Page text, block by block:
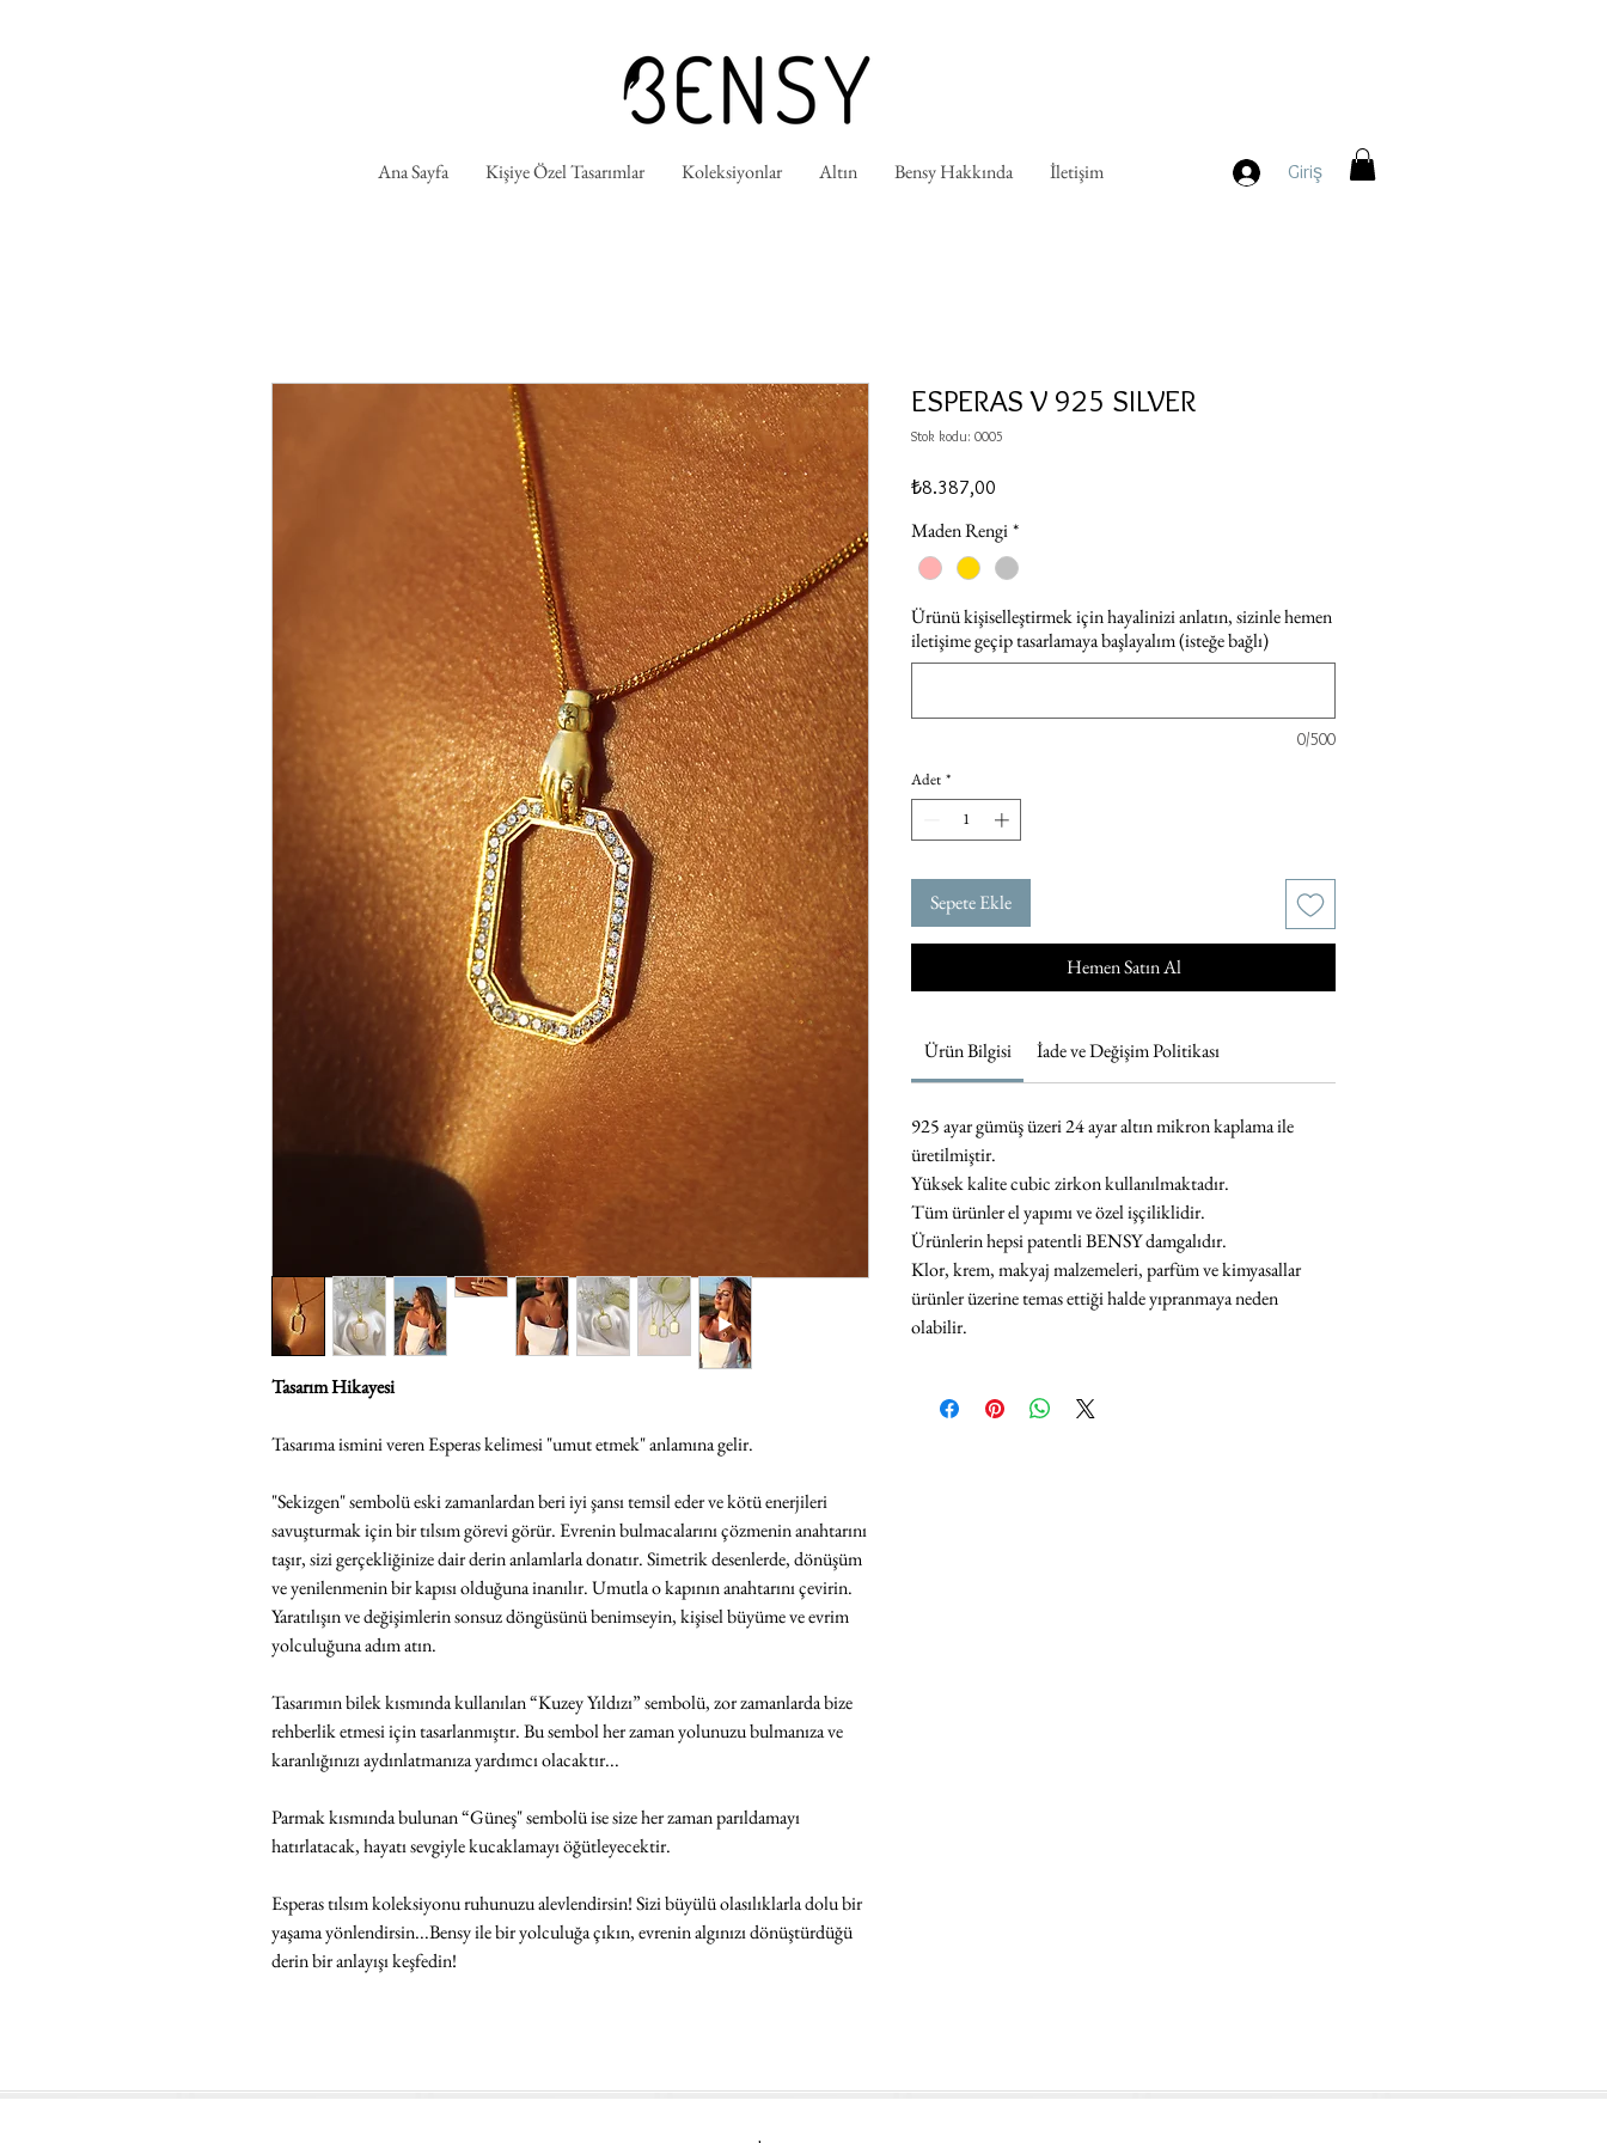
Ana Sayfa Kişiye Özel Tasarımlar Koleksiyonlar Altın Bensy Hakkında İletişim Giriş
Tasarım Hikayesi
Tasarıma ismini veren Esperas kelimesi "umut etmek" anlamına gelir.
"Sekizgen" sembolü eski zamanlardan beri iyi şansı temsil eder ve kötü enerjileri
savuşturmak için bir tılsım görevi görür. Evrenin bulmacalarını çözmenin anahtarını
taşır, sizi gerçekliğinize dair derin anlamlarla donatır. Simetrik desenlerde, dönüşüm
ve yenilenmenin bir kapısı olduğuna inanılır. Umutla o kapının anahtarını çevirin.
Yaratılışın ve değişimlerin sonsuz döngüsünü benimseyin, kişisel büyüme ve evrim
yolculuğuna adım atın.
Tasarımın bilek kısmında kullanılan “Kuzey Yıldızı” sembolü, zor zamanlarda bize
rehberlik etmesi için tasarlanmıştır. Bu sembol her zaman yolunuzu bulmanıza ve
karanlığınızı aydınlatmanıza yardımcı olacaktır...
Parmak kısmında bulunan “Güneş" sembolü ise size her zaman parıldamayı
hatırlatacak, hayatı sevgiyle kucaklamayı öğütleyecektir.
Esperas tılsım koleksiyonu ruhunuzu alevlendirsin! Sizi büyülü olasılıklarla dolu bir
yaşama yönlendirsin...Bensy ile bir yolculuğa çıkın, evrenin algınızı dönüştürdüğü
derin bir anlayışı keşfedin!
ESPERAS V 925 SILVER
Stok kodu: 0005
₺8.387,00
Maden Rengi*
Ürünü kişiselleştirmek için hayalinizi anlatın, sizinle hemen
iletişime geçip tasarlamaya başlayalım (isteğe bağlı)
0/500
Adet *
Sepete Ekle
Hemen Satın Al
Ürün Bilgisi İade ve Değişim Politikası
925 ayar gümüş üzeri 24 ayar altın mikron kaplamaile
üretilmiştir.
Yüksek kalite cubic zirkonkullanılmaktadır.
Tüm ürünler el yapımı ve özel işçiliklidir.
Ürünlerin hepsi patentli BENSY damgalıdır.
Klor,krem, makyaj malzemeleri,parfüm ve kimyasallar
ürünler üzerine temas ettiği halde yıpranmaya neden
olabilir.